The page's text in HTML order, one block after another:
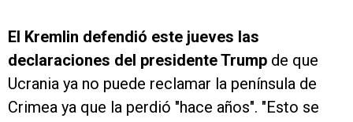
El Kremlin defendió este jueves las
declaraciones del presidente Trump de que
Ucrania ya no puede reclamar la península de
Crimea ya que la perdió "hace años". "Esto se